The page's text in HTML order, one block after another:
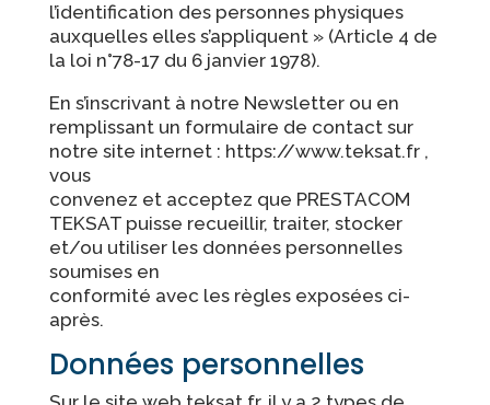
l’identification des personnes physiques
auxquelles elles s’appliquent » (Article 4 de
la loi n°78-17 du 6 janvier 1978).
En s’inscrivant à notre Newsletter ou en
remplissant un formulaire de contact sur
notre site internet : https://www.teksat.fr ,
vous
convenez et acceptez que PRESTACOM
TEKSAT puisse recueillir, traiter, stocker
et/ou utiliser les données personnelles
soumises en
conformité avec les règles exposées ci-
après.
Données personnelles